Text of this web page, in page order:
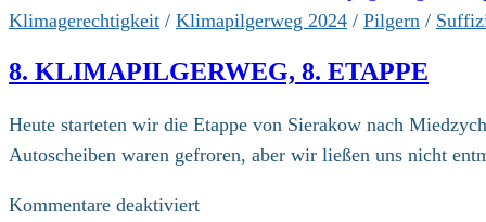
Klimagerechtigkeit / Klimapilgerweg 2024 / Pilgern /
8. KLIMAPILGERWEG, 8. ETAPPE
Heute starteten wir die Etappe von Sierakow nach
Autoscheiben waren gefroren, aber wir ließen uns nicht
Kommentare deaktiviertfür